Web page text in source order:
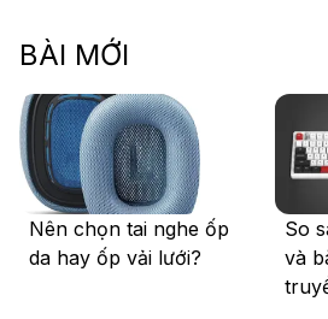
BÀI MỚI
Nên chọn tai nghe ốp
da hay ốp vải lưới?
So
và